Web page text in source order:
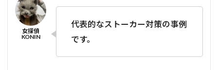
代表的なストーカー対策の事例
です。